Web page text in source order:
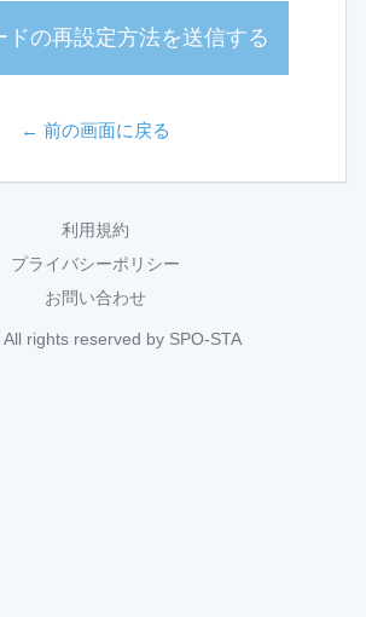
ドの再設定方法を送信する
← 前の画面に戻る
利用規約
プライバシーポリシー
お問い合わせ
rights reserved by SPO-STA